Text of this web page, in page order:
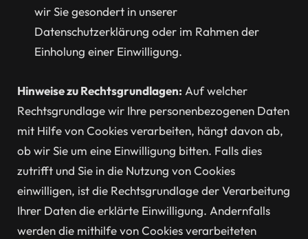
wir Sie gesondert in unserer
Datenschutzerklärung oder im Rahmen der
Einholung einer Einwilligung.
Hinweise zu Rechtsgrundlagen: Auf welcher
Rechtsgrundlage wir Ihre personenbezogenen Daten
mit Hilfe von Cookies verarbeiten, hängt davon ab,
ob wir Sie um eine Einwilligung bitten. Falls dies
zutrifft und Sie in die Nutzung von Cookies
einwilligen, ist die Rechtsgrundlage der Verarbeitung
Ihrer Daten die erklärte Einwilligung. Andernfalls
werden die mithilfe von Cookies verarbeiteten